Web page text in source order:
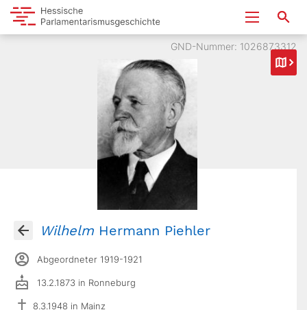
GND-Nummer: 1026873312
Wilhelm Hermann Piehler
Abgeordneter 1919-1921
13.2.1873 in Ronneburg
8.3.1948 in Mainz